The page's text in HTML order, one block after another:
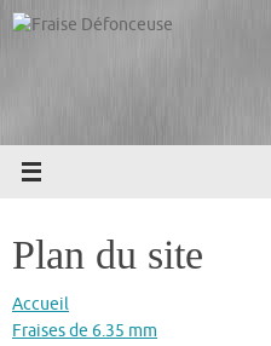
Passer
au
Plan du site
Accueil
Fraises de 6.35 mm